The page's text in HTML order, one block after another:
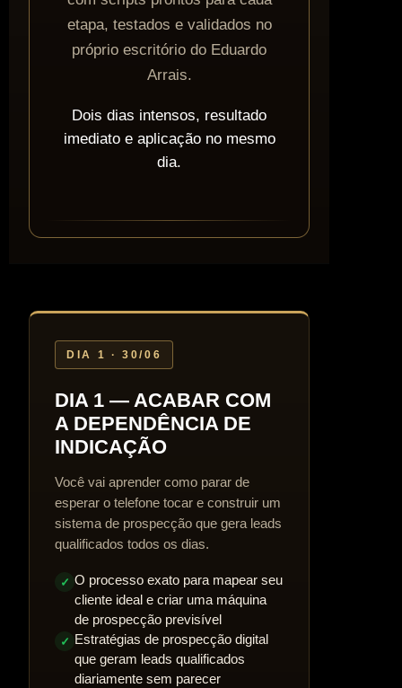
etapa, testados e validados no
próprio escritório do Eduardo
Arrais.
Dois dias intensos, resultado
imediato e aplicação no mesmo
dia.
DIA 1 · 30/06
DIA 1 — ACABAR COM
A DEPENDÊNCIA DE
INDICAÇÃO
Você vai aprender como parar de
esperar o telefone tocar e construir um
sistema de prospecção que gera leads
qualificados todos os dias.
✓ O processo exato para mapear seu
cliente ideal e criar uma máquina
de prospecção previsível
✓ Estratégias de prospecção digital
que geram leads qualificados
diariamente sem parecer